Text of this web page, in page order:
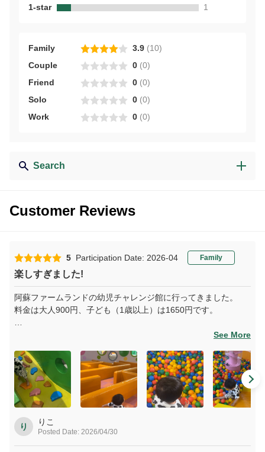
1-star
1
Family 3.9 (10)
Couple
0 (0)
Friend
0 (0)
Solo
0 (0)
Work
0 (0)
Search
Customer Reviews
5 Participation Date: 2026-04 Family
楽しすぎました!
阿蘇ファームランドの幼児チャレンジ館に行ってきました。
料金は大人900円、子ども（1歳以上）は1650円です。
滑り台の下がボールプールになっていて、子どもが大喜びでし
うに遊んでいました。小さい滑り台も付いていて、小さな子で
も安心して遊べます。
子どもだけでなく大人も一緒に楽しめる歩いて進む迷路や、空
気で膨らんだふわふわ遊具もあり、いろいろな遊びができて大
満足！時間があっという間に過ぎるほど楽しめました。また行
きたいです。
See More
り りこ
Posted Date: 2026/04/30